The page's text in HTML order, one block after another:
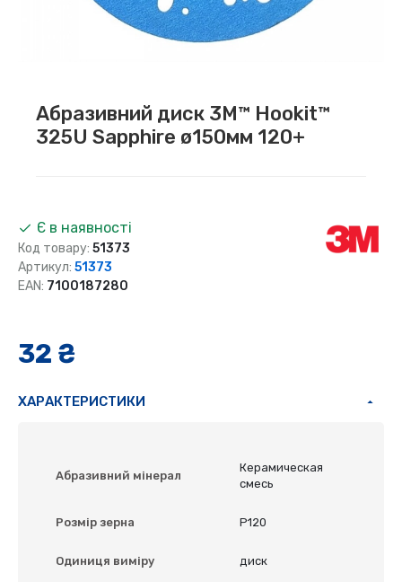
Абразивний диск 3M™ Hookit™
325U Sapphire ø150мм 120+
32 ₴
Є в наявності
Код товару: 51373
Артикул: 51373
EAN: 7100187280
ХАРАКТЕРИСТИКИ
Абразивний мінерал
Керамическая
смесь
Розмір зерна P120
Одиниця виміру диск